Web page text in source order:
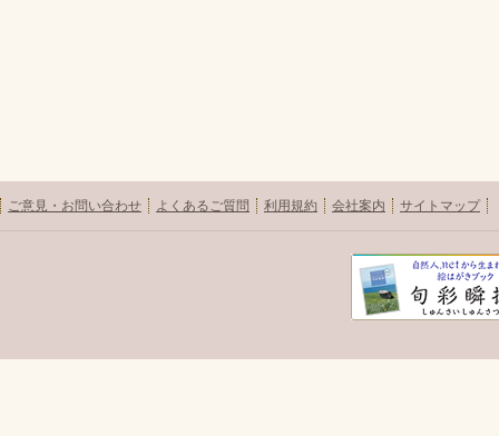
ご意見・お問い合わせ よくあるご質問 利用規約 会社案内 サイトマップ